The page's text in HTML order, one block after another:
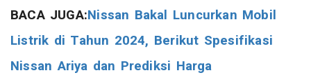
BACA JUGA:Nissan Bakal Luncurkan Mobil
Listrik di Tahun 2024, Berikut Spesifikasi
Nissan Ariya dan Prediksi Harga